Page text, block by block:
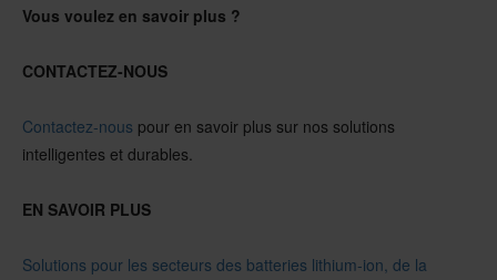
Vous voulez en savoir plus ?
CONTACTEZ-NOUS
Contactez-nous pour en savoir plus sur nos solutions
intelligentes et durables.
EN SAVOIR PLUS
Solutions pour les secteurs des batteries lithium-ion, de la